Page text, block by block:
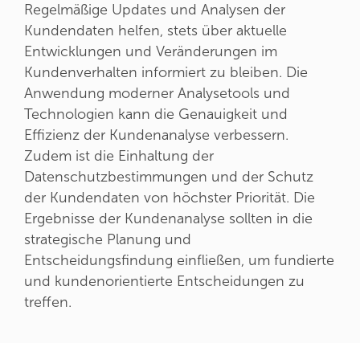
Regelmäßige Updates und Analysen der
Kundendaten helfen, stets über aktuelle
Entwicklungen und Veränderungen im
Kundenverhalten informiert zu bleiben. Die
Anwendung moderner Analysetools und
Technologien kann die Genauigkeit und
Effizienz der Kundenanalyse verbessern.
Zudem ist die Einhaltung der
Datenschutzbestimmungen und der Schutz
der Kundendaten von höchster Priorität. Die
Ergebnisse der Kundenanalyse sollten in die
strategische Planung und
Entscheidungsfindung einfließen, um fundierte
und kundenorientierte Entscheidungen zu
treffen.